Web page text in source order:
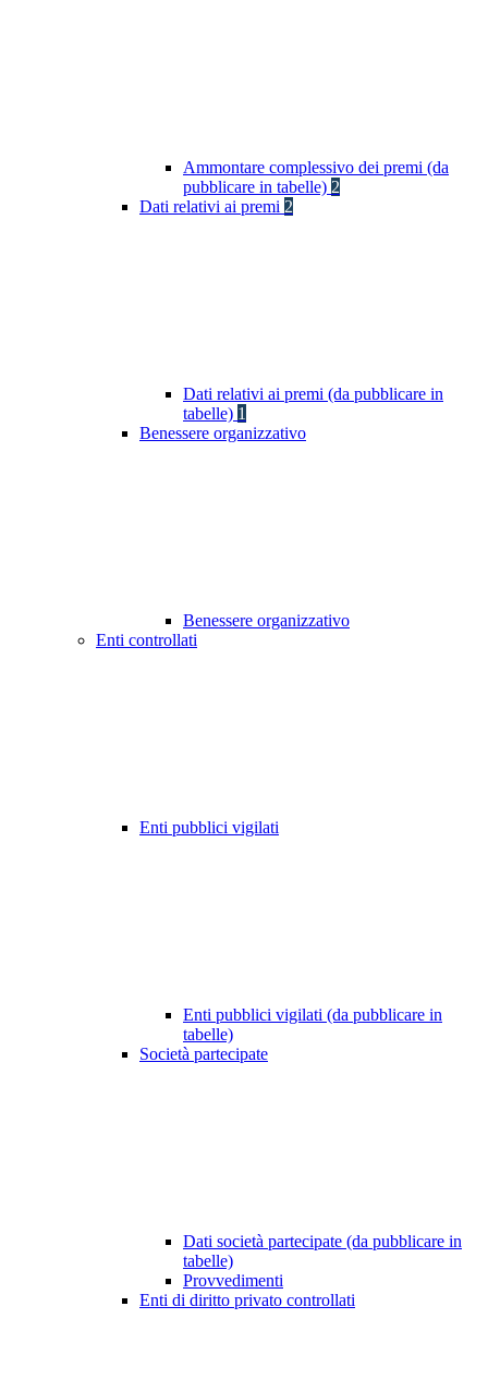
Ammontare complessivo dei premi (da
pubblicare in tabelle) 2
Dati relativi ai premi 2
Dati relativi ai premi (da pubblicare in
tabelle) 1
Benessere organizzativo
Benessere organizzativo
Enti controllati
Enti pubblici vigilati
Enti pubblici vigilati (da pubblicare in
tabelle)
Società partecipate
Dati società partecipate (da pubblicare in
tabelle)
Provvedimenti
Enti di diritto privato controllati